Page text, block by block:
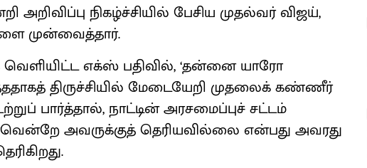
அறிவிப்பு நிகழ்ச்சியில் பேசிய முதல்வர் விஜய்,
முன்வைத்தார்.
வெளியிட்ட எக்ஸ் பதிவில், ‘தன்னை யாரோ
திருச்சியில் மேடையேறி முதலைக் கண்ணீர்
பார்த்தால், நாட்டின் அரசமைப்புச் சட்டம்
அவருக்குத் தெரியவில்லை என்பது அவரது